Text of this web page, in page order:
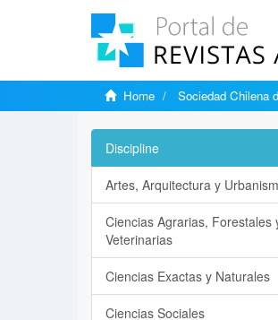
Home Sociedad Chilena
Discipline
Artes, Arquitectura y
Ciencias Agrarias, Forestales
Veterinarias
Ciencias Exactas y Naturales
Ciencias Sociales